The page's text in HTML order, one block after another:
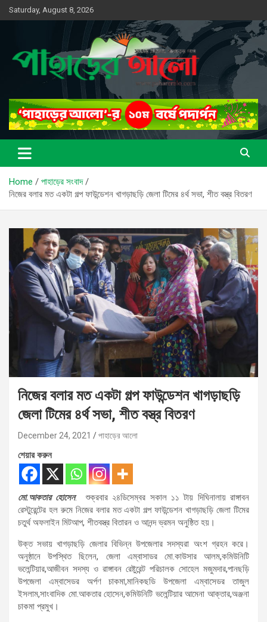
Skip
to
Saturday, August 8, 2026
পাহাড়ের আলো
সত্যের সন্ধানে, পাহাড়ের পথে
Home
পাহাড়ের সংবাদ
নিজের বলার মত একটা গল্প ফাউন্ডেশন খাগড়াছড়ি জেলা টিমের ৪র্থ সভা, শীত বস্ত্র বিতরণ
নিজের বলার মত একটা গল্প ফাউন্ডেশন খাগড়াছড়ি
জেলা টিমের ৪র্থ সভা, শীত বস্ত্র বিতরণ
December 24, 2021 পাহাড়ের আলো
শেয়ার করুন
মো.আকতার হোসেন: শুক্রবার ২৪ডিসেম্বর সকাল ১১ টায় দিঘিনালায় রাঙ্গাবন
রেস্টুরেন্টের হল রুমে নিজের বলার মত একটা গল্প ফাউন্ডেশন খাগড়াছড়ি জেলা টিমের
চতুর্থ অফলাইন মিটআপ, শীতবস্ত্র বিতারন ও আনন্দ ভ্রমন অনুষ্ঠিত হয়।
উক্ত সভায় খাগড়াছড়ি জেলার বিভিন্ন উপজেলার সদস্যরা অংশ গ্রহন করে।
অনুষ্ঠানে উপস্থিত ছিলেন, জেলা এম্বাসাডর মো.কাউসার আলম,কমিউনিটি
ভলেন্টিয়ার,আজীবন সদস্য ও রাঙ্গাবন রেষ্টুরেন্ট পরিচালক সোহেল মজুমদার,পানছড়ি
উপজেলা এম্বাসেডর অর্পণ চাকমা,মানিকছডি উপজেলা এম্বাসেডর তাজুল
ইসলাম,সাংবাদিক মো.আকতার হোসেন,কমিউনিটি ভলেন্টিয়ার আমেনা আক্তার,অঞ্জনা
চাকমা প্রমুখ।